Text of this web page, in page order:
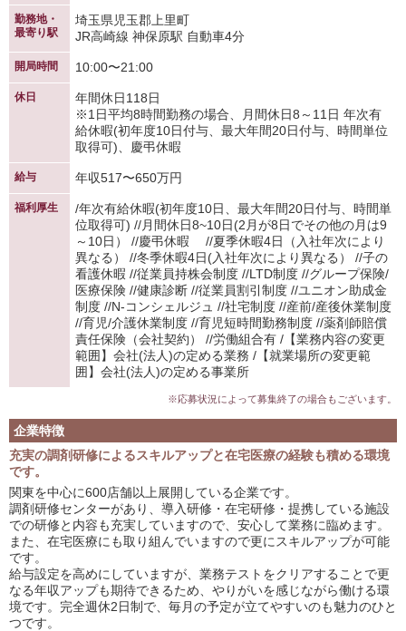
勤務地・
最寄り駅
埼玉県児玉郡上里町
JR高崎線 神保原駅 自動車4分
開局時間 10:00〜21:00
休日
年間休日118日
※1日平均8時間勤務の場合、月間休日8～11日 年次有
給休暇(初年度10日付与、最大年間20日付与、時間単位
取得可)、慶弔休暇
給与 年収517〜650万円
福利厚生
/年次有給休暇(初年度10日、最大年間20日付与、時間単
位取得可) //月間休日8~10日(2月が8日でその他の月は9
～10日） //慶弔休暇 //夏季休暇4日（入社年次により
異なる） //冬季休暇4日(入社年次により異なる） //子の
看護休暇 //従業員持株会制度 //LTD制度 //グループ保険/
医療保険 //健康診断 //従業員割引制度 //ユニオン助成金
制度 //N-コンシェルジュ //社宅制度 //産前/産後休業制度
//育児/介護休業制度 //育児短時間勤務制度 //薬剤師賠償
責任保険（会社契約） //労働組合有 /【業務内容の変更
範囲】会社(法人)の定める業務 /【就業場所の変更範
囲】会社(法人)の定める事業所
※応募状況によって募集終了の場合もございます。
企業特徴
充実の調剤研修によるスキルアップと在宅医療の経験も積める環境
です。
関東を中心に600店舗以上展開している企業です。
調剤研修センターがあり、導入研修・在宅研修・提携している施設
での研修と内容も充実していますので、安心して業務に臨めます。
また、在宅医療にも取り組んでいますので更にスキルアップが可能
です。
給与設定を高めにしていますが、業務テストをクリアすることで更
なる年収アップも期待できるため、やりがいを感じながら働ける環
境です。完全週休2日制で、毎月の予定が立てやすいのも魅力のひと
つです。